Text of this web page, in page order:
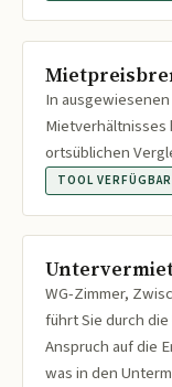
In
Mietverhältnisses
ortsüblichen
TOOL VERFÜGBAR
WG-Zimmer,
führt Sie durch
Anspruch auf die
was in den